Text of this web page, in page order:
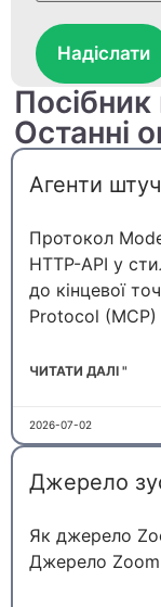
Надіслати
Останні
Агенти
Протокол
HTTP-API у
до кінцевої
Protocol (MCP)
ЧИТАТИ ДАЛІ "
2026-07-02
Джерело
Як джерело
Джерело